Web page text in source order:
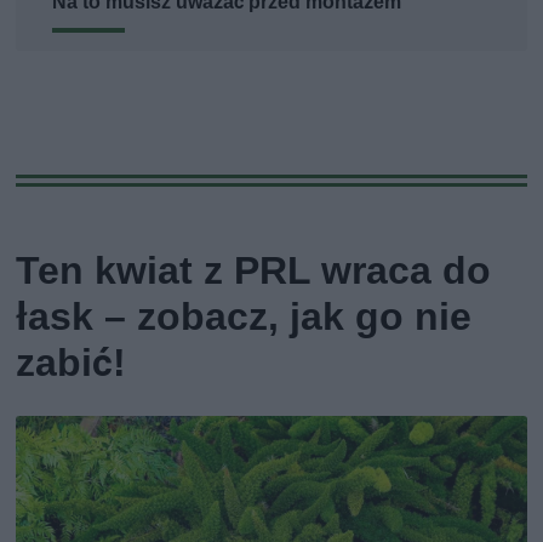
Ten kwiat z PRL wraca do
łask – zobacz, jak go nie
zabić!